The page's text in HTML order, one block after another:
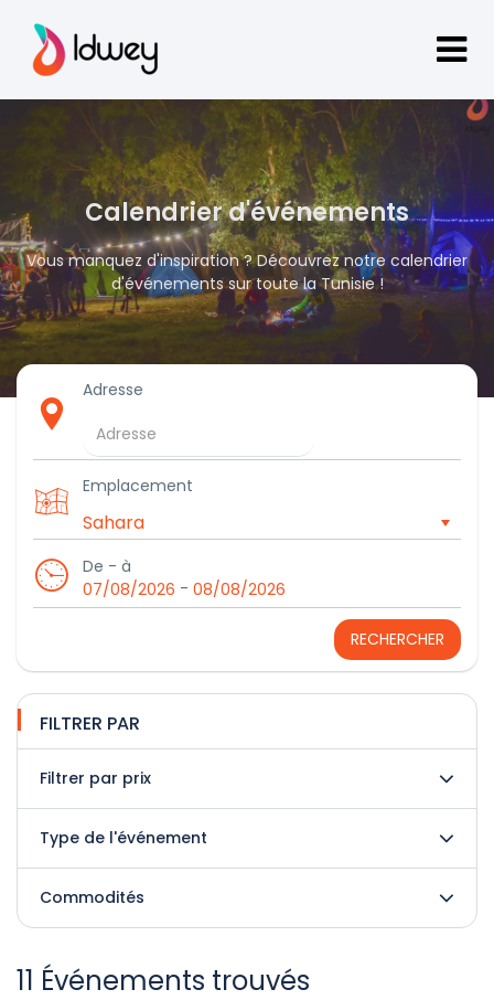
Calendrier d'événements
Vous manquez d'inspiration ? Découvrez notre calendrier
d'événements sur toute la Tunisie !
Adresse
Emplacement
De - à
07/08/2026 - 08/08/2026
RECHERCHER
FILTRER PAR
Filtrer par prix
Type de l'événement
Commodités
11 Événements trouvés